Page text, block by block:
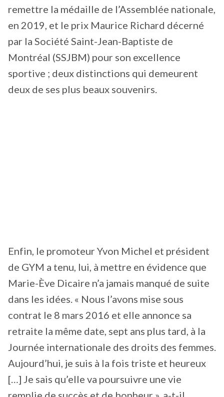
remettre la médaille de l’Assemblée nationale,
en 2019, et le prix Maurice Richard décerné
par la Société Saint-Jean-Baptiste de
Montréal (SSJBM) pour son excellence
sportive ; deux distinctions qui demeurent
deux de ses plus beaux souvenirs.
Enfin, le promoteur Yvon Michel et président
de GYM a tenu, lui, à mettre en évidence que
Marie-Ève Dicaire n’a jamais manqué de suite
dans les idées. « Nous l’avons mise sous
contrat le 8 mars 2016 et elle annonce sa
retraite la même date, sept ans plus tard, à la
Journée internationale des droits des femmes.
Aujourd’hui, je suis à la fois triste et heureux
[…] Je sais qu’elle va poursuivre une vie